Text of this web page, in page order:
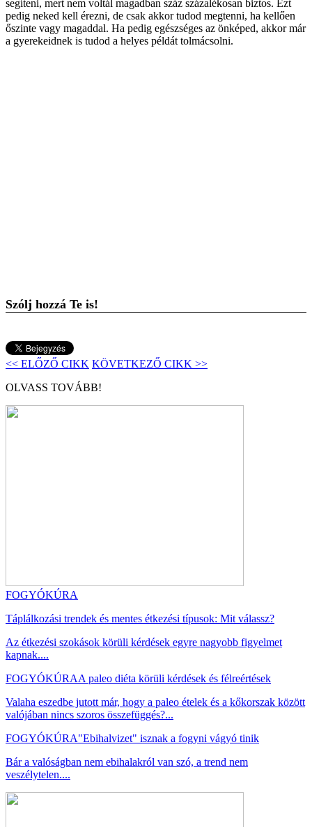
segíteni, mert nem voltál magadban száz százalékosan biztos. Ezt
pedig neked kell érezni, de csak akkor tudod megtenni, ha kellően
őszinte vagy magaddal. Ha pedig egészséges az önképed, akkor már
a gyerekeidnek is tudod a helyes példát tolmácsolni.
Szólj hozzá Te is!
<< ELŐZŐ CIKK KÖVETKEZŐ CIKK >>
OLVASS TOVÁBB!
FOGYÓKÚRA
Táplálkozási trendek és mentes étkezési típusok: Mit válassz?
Az étkezési szokások körüli kérdések egyre nagyobb figyelmet
kapnak....
FOGYÓKÚRAA paleo diéta körüli kérdések és félreértések
Valaha eszedbe jutott már, hogy a paleo ételek és a kőkorszak között
valójában nincs szoros összefüggés?...
FOGYÓKÚRA"Ebihalvizet" isznak a fogyni vágyó tinik
Bár a valóságban nem ebihalakról van szó, a trend nem
veszélytelen....